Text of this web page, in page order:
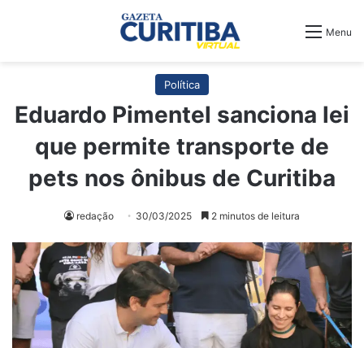
Menu
Política
Eduardo Pimentel sanciona lei
que permite transporte de
pets nos ônibus de Curitiba
redação 30/03/2025 2 minutos de leitura